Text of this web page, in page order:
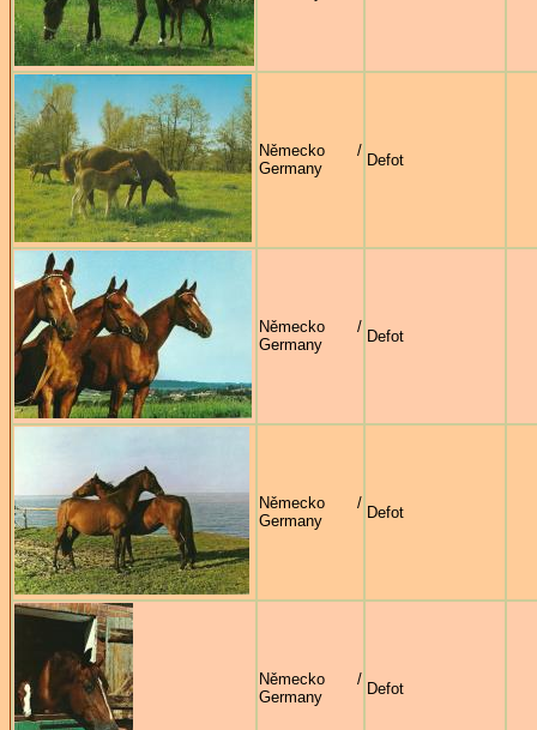
Německo /
Germany
Defot
Německo /
Germany
Defot
Německo /
Germany
Defot
Německo /
Germany
Defot